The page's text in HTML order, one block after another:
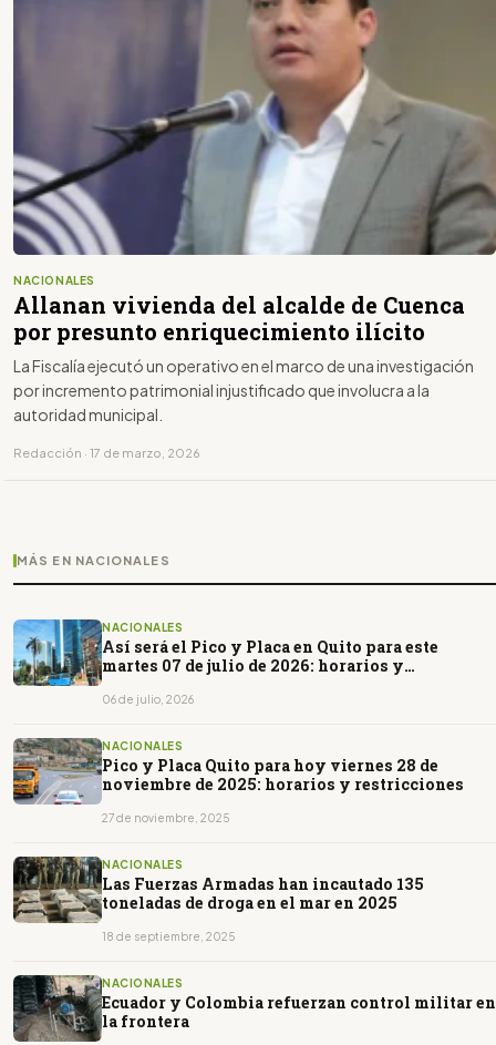
NACIONALES
Allanan vivienda del alcalde de Cuenca
por presunto enriquecimiento ilícito
La Fiscalía ejecutó un operativo en el marco de una investigación
por incremento patrimonial injustificado que involucra a la
autoridad municipal.
Redacción · 17 de marzo, 2026
MÁS EN NACIONALES
NACIONALES
Así será el Pico y Placa en Quito para este
martes 07 de julio de 2026: horarios y
06 de julio, 2026
NACIONALES
Pico y Placa Quito para hoy viernes 28 de
noviembre de 2025: horarios y restricciones
27 de noviembre, 2025
NACIONALES
Las Fuerzas Armadas han incautado 135
toneladas de droga en el mar en 2025
18 de septiembre, 2025
NACIONALES
Ecuador y Colombia refuerzan control militar en
la frontera